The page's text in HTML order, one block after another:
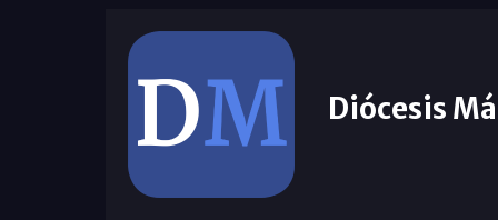
Diócesis